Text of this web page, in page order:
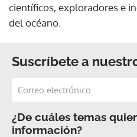
científicos, exploradores e
del océano.
Suscríbete a
¿De cuáles temas
información?